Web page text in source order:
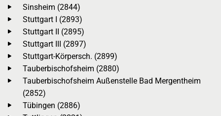
Sinsheim (2844)
Stuttgart I (2893)
Stuttgart II (2895)
Stuttgart III (2897)
Stuttgart-Körpersch. (2899)
Tauberbischofsheim (2880)
Tauberbischofsheim Außenstelle Bad Mergentheim
(2852)
Tübingen (2886)